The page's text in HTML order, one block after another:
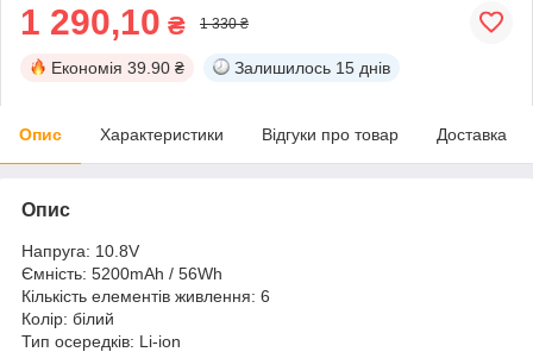
1 290,10 ₴ 1 330 ₴
Економія 39.90 ₴ Залишилось 15 днів
Опис Характеристики Відгуки про товар Доставка
Опис
Напруга: 10.8V
Ємність: 5200mAh / 56Wh
Кількість елементів живлення: 6
Колір: білий
Тип осередків: Li-ion